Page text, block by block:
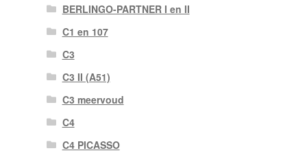
BERLINGO-PARTNER I en II
C1 en 107
C3
C3 II (A51)
C3 meervoud
C4
C4 PICASSO